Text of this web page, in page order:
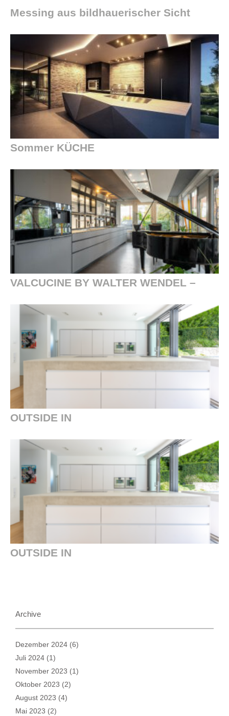
Messing aus bildhauerischer Sicht
Sommer KÜCHE
VALCUCINE BY WALTER WENDEL –
OUTSIDE IN
OUTSIDE IN
Archive
Dezember 2024 (6)
Juli 2024 (1)
November 2023 (1)
Oktober 2023 (2)
August 2023 (4)
Mai 2023 (2)